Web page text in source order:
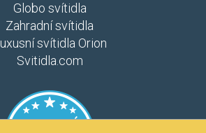
Globo svítidla
Zahradní svítidla
svítidla Orion
Svitidla.com